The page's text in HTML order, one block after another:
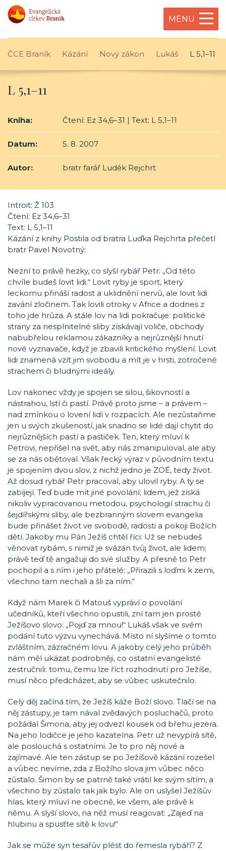
MENU
ČCE Braník Kázání Nový zákon Lukáš L 5,1–11
L 5,1–11
Kniha: Čtení: Ez 34,6–31 | Text: L 5,1–11
Datum: 5. 8. 2007
Autor: bratr farář Luděk Rejchrt
Introit: Ž 103
Čtení: Ez 34,6–31
Text: L 5,1–11
Kázání z knihy Postila od bratra Luďka Rejchrta přečetl
bratr Pavel Novotný:
Nezní to právě hezky, co slyší rybář Petr: „Od této
chvíle budeš lovit lidi.“ Lovit ryby je sport, který
leckomu přináší radost a uklidnění nervů, ale lovit lidi
zavání zločinem. Tak lovili otroky v Africe a dodnes z
toho jde hrůza. A stále lov na lidi pokračuje: politické
strany za nesplnitelné sliby získávají voliče, obchody
nabubřelou reklamou zákazníky a nejrůznější hnutí
nové vyznavače, když je zbavili kritického myšlení. Lovit
lidi znamená vzít jim svobodu a mít je v hrsti, zotročené
strachem či bludnými ideály.
Lov nakonec vždy je spojen se silou, šikovností a
nástrahou, lstí či pastí. Právě proto jsme – a právem –
nad zmínkou o lovení lidí v rozpacích. Ale nezůstaňme
jen u svých zkušeností, jak snadno se lidé dají chytit do
nejrůznějších pastí a pastiček. Ten, který mluví k
Petrovi, nepřišel na svět, aby nás zmanipuloval, ale aby
se za nás obětoval. Však řecký výraz v původním textu
je spojením dvou slov, z nichž jedno je ZOÉ, tedy život.
Až dosud rybář Petr pracoval, aby ulovil ryby. A ty se
zabíjejí. Teď bude mít jiné povolání; lidem, jež získá
nikoliv vypracovanou metodou, psychologií strachu či
šejdířskými sliby, ale bezbranným slovem evangelia
bude přinášet život ve svobodě, radosti a pokoji Božích
dětí. Jakoby mu Pán Ježíš chtěl říci: Už se nebudeš
věnovat rybám, s nimiž je svázán tvůj život, ale lidem;
právě teď tě angažuji do své služby. A přesně to Petr
pochopil a s ním i jeho přátelé: „Přirazili s loďmi k zemi,
všechno tam nechali a šli za ním.“
Když nám Marek či Matouš vypráví o povolání
učedníků, kteří všechno opustili, zní tam jen prosté
Ježíšovo slovo: „Pojď za mnou!“ Lukáš však ve svém
podání tuto výzvu vynechává. Místo ní slyšíme o tomto
zvláštním, zázračném lovu. A jakoby celý jeho průběh
nám měl ukázat podrobněji, co ostatní evangelisté
zestručnili: tomu, čemu lze říct rozhodnutí pro Ježíše,
musí něco předcházet, aby se vůbec uskutečnilo.
Celý děj začíná tím, že Ježíš káže Boží slovo. Tlačí se na
něj zástupy, je tam nával zvědavých posluchačů, proto
požádal Šimona, aby jej odvezl kousek od břehu jezera.
Na jeho lodičce je jeho kazatelna. Petr už nevypírá sítě,
ale poslouchá s ostatními. Je to pro něj nové a
zajímavé. Ale ten zástup se po Ježíšově kázání rozešel
a vůbec nevíme, zda z Božího slova jim vůbec něco
zůstalo. Šimon by se patrně také vrátil ke svým sítím, a
všechno by zůstalo tak jak bylo. Ale on uslyšel Ježíšův
hlas, který mluví ne obecně, ke všem, ale právě k
němu. A slyší slovo, na něž musí reagovat: „Zajeď na
hlubinu a spusťte sítě k lovu!“
Jak se může syn tesařův plést do řemesla rybáří? Z